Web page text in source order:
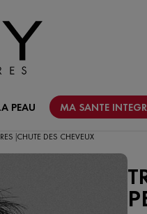
PEAU MA SANTE
CHUTE DES CHEVEUX